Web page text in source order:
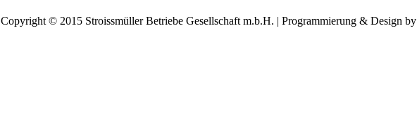
Copyright © 2015 Stroissmüller Betriebe Gesellschaft m.b.H. | Programmierung & Design by